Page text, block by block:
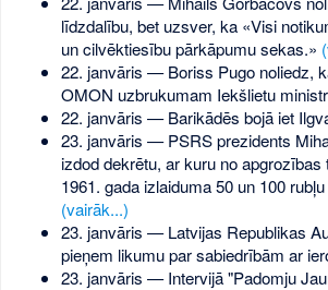
līdzdalību, bet uzsver, ka «Visi
un cilvēktiesību pārkāpumu sekas.»
22. janvāris — Boriss Pugo noliedz,
OMON uzbrukumam Iekšlietu
22. janvāris — Barikādēs bojā iet
23. janvāris — PSRS prezidents
izdod dekrētu, ar kuru no apgrozības
1961. gada izlaiduma 50 un 100
(vairāk...)
23. janvāris — Latvijas Republikas
pieņem likumu par sabiedrībām ar
23. janvāris — Intervijā "Padomju